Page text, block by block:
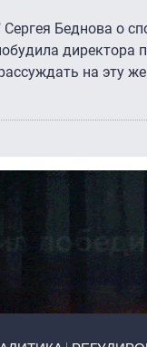
Беднова о
директора
на эту же